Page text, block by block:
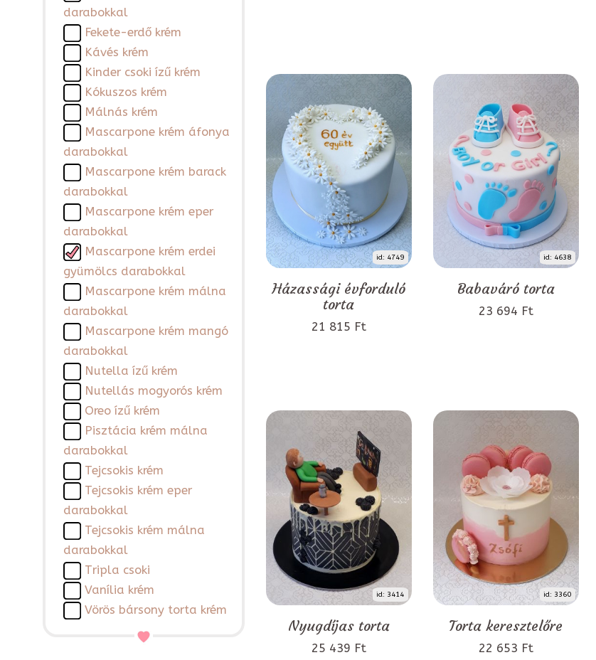
darabokkal
Fekete-erdő krém
Kávés krém
Kinder csoki ízű krém
Kókuszos krém
Málnás krém
Mascarpone krém áfonya
darabokkal
Mascarpone krém barack
darabokkal
Mascarpone krém eper
darabokkal
Mascarpone krém erdei
gyümölcs darabokkal
Mascarpone krém málna
darabokkal
Mascarpone krém mangó
darabokkal
Nutella ízű krém
Nutellás mogyorós krém
Oreo ízű krém
Pisztácia krém málna
darabokkal
Tejcsokis krém
Tejcsokis krém eper
darabokkal
Tejcsokis krém málna
darabokkal
Tripla csoki
Vanília krém
Vörös bársony torta krém
id: 4749
Házassági évforduló
torta
21 815 Ft
id: 4638
Babaváró torta
23 694 Ft
id: 3414
Nyugdíjas torta
25 439 Ft
id: 3360
Torta keresztelőre
22 653 Ft